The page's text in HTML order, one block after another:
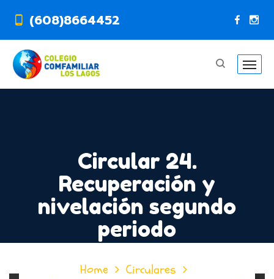
(608)8664452
Circular 24.
Recuperación y
nivelación segundo
periodo
Home
Circulares